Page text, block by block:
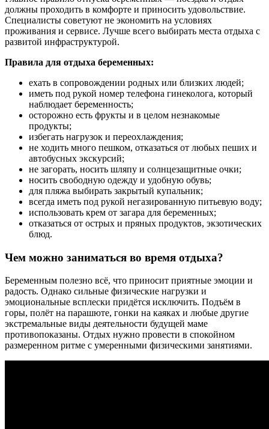
должны проходить в комфорте и приносить удовольствие.
Специалисты советуют не экономить на условиях
проживания и сервисе. Лучше всего выбирать места отдыха с
развитой инфраструктурой.
Правила для отдыха беременных:
ехать в сопровождении родных или близких людей;
иметь под рукой номер телефона гинеколога, который
наблюдает беременность;
осторожно есть фрукты и в целом незнакомые
продукты;
избегать нагрузок и переохлаждения;
не ходить много пешком, отказаться от любых пеших и
автобусных экскурсий;
не загорать, носить шляпу и солнцезащитные очки;
носить свободную одежду и удобную обувь;
для пляжа выбирать закрытый купальник;
всегда иметь под рукой негазированную питьевую воду;
использовать крем от загара для беременных;
отказаться от острых и пряных продуктов, экзотических
блюд.
Чем можно заниматься во время отдыха?
Беременным полезно всё, что приносит приятные эмоции и
радость. Однако сильные физические нагрузки и
эмоциональные всплески придётся исключить. Подъём в
горы, полёт на парашюте, гонки на каяках и любые другие
экстремальные виды деятельности будущей маме
противопоказаны. Отдых нужно провести в спокойном
размеренном ритме с умеренными физическими занятиями.